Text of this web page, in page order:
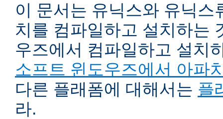
이 문서는 유닉스와 유닉스
치를 컴파일하고 설치하는
우즈에서 컴파일하고 설치
소프트 윈도우즈에서 아파
다른 플래폼에 대해서는 플
라.